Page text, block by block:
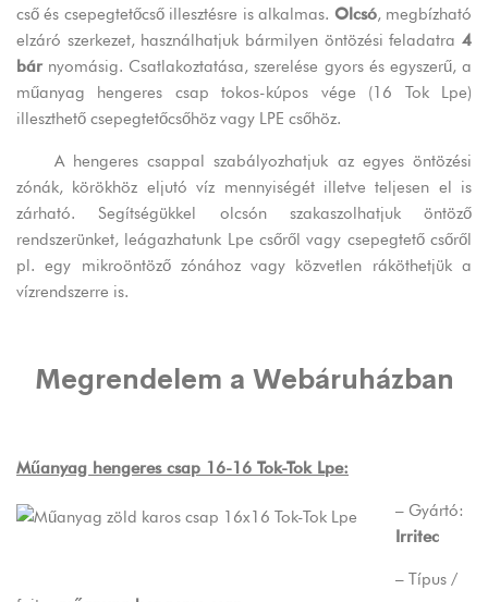
cső és csepegtetőcső illesztésre is alkalmas. Olcsó, megbízható
elzáró szerkezet, használhatjuk bármilyen öntözési feladatra 4
bárnyomásig. Csatlakoztatása, szerelése gyors és egyszerű, a
műanyag hengeres csap tokos-kúpos vége (16 Tok Lpe)
illeszthető csepegtetőcsőhöz vagy LPE csőhöz.
A hengeres csappal szabályozhatjuk az egyes öntözési
zónák, körökhöz eljutó víz mennyiségét illetve teljesen el is
zárható. Segítségükkel olcsón szakaszolhatjuk öntöző
rendszerünket, leágazhatunk Lpe csőről vagy csepegtető csőről
pl. egy mikroöntöző zónához vagy közvetlen ráköthetjük a
vízrendszerre is.
Megrendelem a Webáruházban
Műanyag hengeres csap 16-16 Tok-Tok Lpe:
– Gyártó:
Irritec
– Típus /